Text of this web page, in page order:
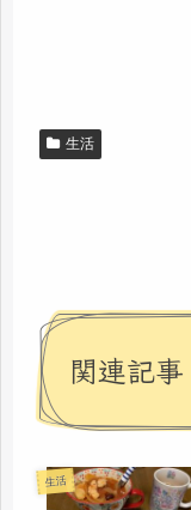
生活
関連記事
生活